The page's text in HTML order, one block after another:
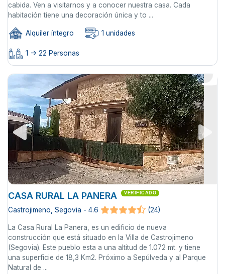
cabida. Ven a visitarnos y a conocer nuestra casa. Cada
habitación tiene una decoración única y to ...
Alquiler íntegro 1 unidades
1 -> 22 Personas
CASA RURAL LA PANERA VERIFICADO
Castrojimeno, Segovia - 4.6 (24)
La Casa Rural La Panera, es un edificio de nueva
construcción que está situado en la Villa de Castrojimeno
(Segovia). Este pueblo esta a una altitud de 1.072 mt. y tiene
una superficie de 18,3 Km2. Próximo a Sepúlveda y al Parque
Natural de ...